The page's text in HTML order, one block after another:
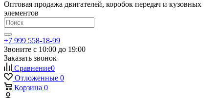
Оптовая продажа двигателей, коробок передач и кузовных
элементов
+7 999 558-18-99
Звоните с 10:00 до 19:00
Заказать звонок
Сравнение0
Отложенные 0
Корзина 0